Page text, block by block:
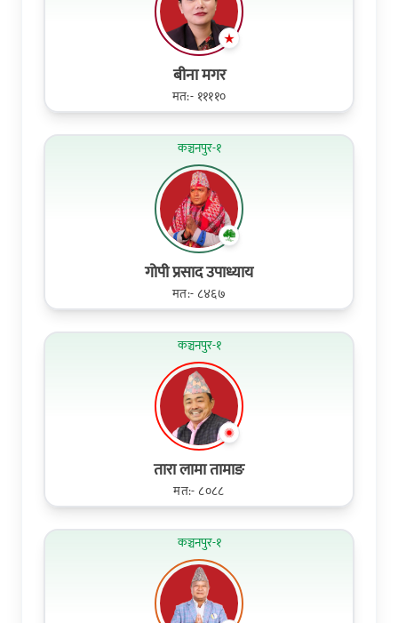
बीना मगर
मत:- ११११०
कञ्चनपुर-१
गोपी प्रसाद उपाध्याय
मत:- ८४६७
कञ्चनपुर-१
तारा लामा तामाङ
मत:- ८०८८
कञ्चनपुर-१